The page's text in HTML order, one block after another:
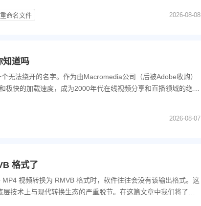
命名文件 2026-08-08
知道吗
无法绕开的名字。作为由Macromedia公司（后被Adobe收购）
快的加载速度，成为2000年代在线视频分享和直播领域的绝对
2026-08-07
格式了
视频转换为 RMVB 格式时，软件往往会没有该输出格式。这
技术上与现代转换生态的严重脱节。在这篇文章中我们将了解